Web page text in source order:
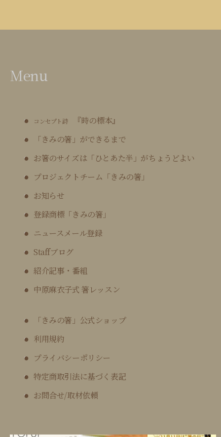
Menu
コンセプト詩
『時の標本』
「きみの箸」ができるまで
お箸のサイズは「ひとあた半」がちょうどよい
プロジェクトチーム「きみの箸」
お知らせ
登録商標「きみの箸」
ニュースメール登録
Staffブログ
紹介記事・番組
中原麻衣子式 箸レッスン
「きみの箸」公式ショップ
利用規約
プライバシーポリシー
特定商取引法に基づく表記
お問合せ/取材依頼